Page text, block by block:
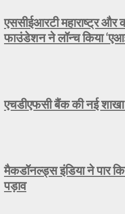
एससीईआरटी महाराष्ट्र
फाउंडेशन ने लॉन्च किया
एचडीएफसी बैंक की नई
मैकडॉनल्ड्स इंडिया ने पार
पड़ाव